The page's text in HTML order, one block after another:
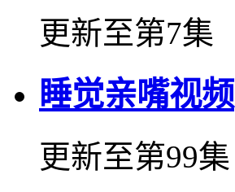
更新至第7集
睡觉亲嘴视频
更新至第99集